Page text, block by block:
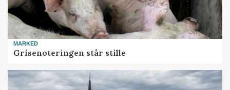
MARKED
Grisenoteringen står stille